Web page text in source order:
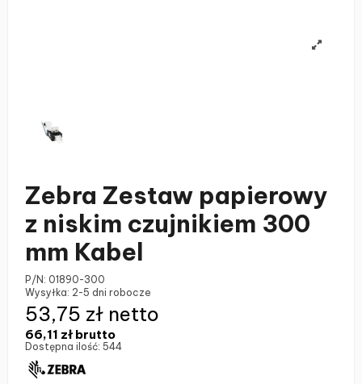
Zebra Zestaw papierowy
z niskim czujnikiem 300
mm Kabel
P/N: 01890-300
Wysyłka: 2-5 dni robocze
66,11 zł brutto
53,75 zł netto
Dostępna ilość: 544